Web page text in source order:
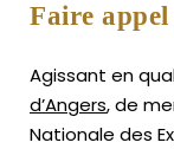
Faire appel
Agissant en
d’Angers, de
Nationale des